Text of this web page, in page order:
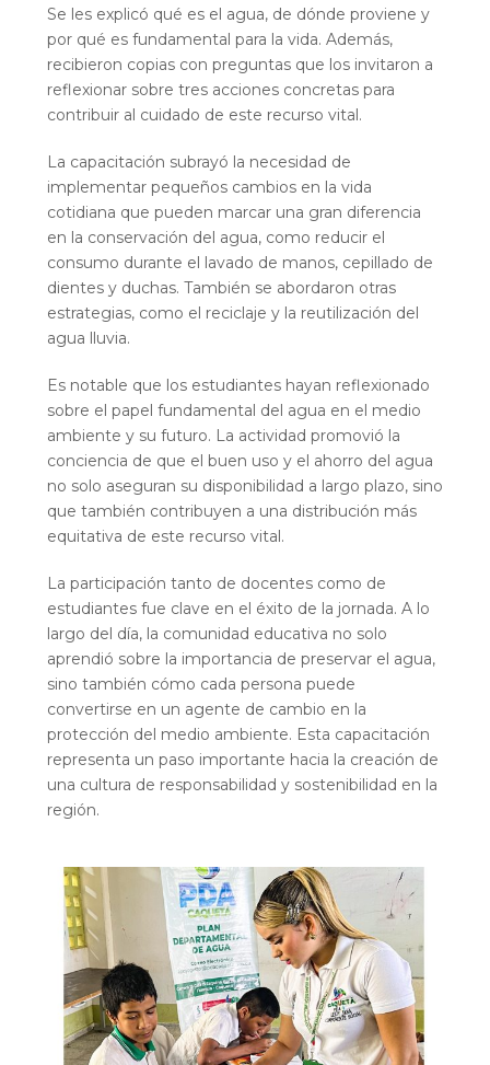
Se les explicó qué es el agua, de dónde proviene y
por qué es fundamental para la vida. Además,
recibieron copias con preguntas que los invitaron a
reflexionar sobre tres acciones concretas para
contribuir al cuidado de este recurso vital.
La capacitación subrayó la necesidad de
implementar pequeños cambios en la vida
cotidiana que pueden marcar una gran diferencia
en la conservación del agua, como reducir el
consumo durante el lavado de manos, cepillado de
dientes y duchas. También se abordaron otras
estrategias, como el reciclaje y la reutilización del
agua lluvia.
Es notable que los estudiantes hayan reflexionado
sobre el papel fundamental del agua en el medio
ambiente y su futuro. La actividad promovió la
conciencia de que el buen uso y el ahorro del agua
no solo aseguran su disponibilidad a largo plazo, sino
que también contribuyen a una distribución más
equitativa de este recurso vital.
La participación tanto de docentes como de
estudiantes fue clave en el éxito de la jornada. A lo
largo del día, la comunidad educativa no solo
aprendió sobre la importancia de preservar el agua,
sino también cómo cada persona puede
convertirse en un agente de cambio en la
protección del medio ambiente. Esta capacitación
representa un paso importante hacia la creación de
una cultura de responsabilidad y sostenibilidad en la
región.